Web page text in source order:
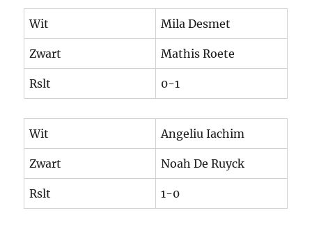
Wit Mila Desmet
Zwart Mathis Roete
Rslt 0-1
Wit Angeliu Iachim
Zwart Noah De Ruyck
Rslt 1-0